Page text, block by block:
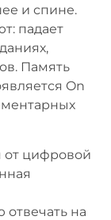
и спине.
падает
Память
On
от цифровой
отвечать на